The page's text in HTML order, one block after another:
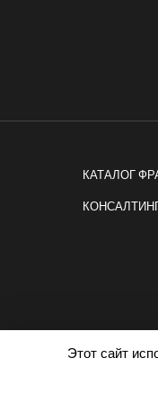
КАТАЛОГ
Этот сайт